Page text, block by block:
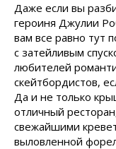
Даже если вы
героиня Джулии
вам все равно тут
с затейливым
любителей
скейтбордистов,
Да и не только
отличный
свежайшими
выловленной